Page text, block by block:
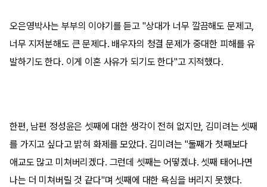
오은영박사는 부부의 이야기를 듣고 "상대가 너무 깔끔해도 문제고,
너무 지저분해도 큰 문제다. 배우자의 청결 문제가 중대한 피해를 유
발하기도 한다. 이게 이혼 사유가 되기도 한다"고 지적했다.
한편, 남편 정성윤은 셋째에 대한 생각이 전혀 없지만, 김미려는 셋째
를 가지고 싶다고 밝혀 화제를 모았다. 김미려는 "둘째가 첫째보다
애교도 많고 미쳐버리겠다. 그런데 셋째는 어떻겠냐. 셋째 태어나면
나는 더 미쳐버릴 것 같다"며 셋째에 대한 욕심을 버리지 못했다.